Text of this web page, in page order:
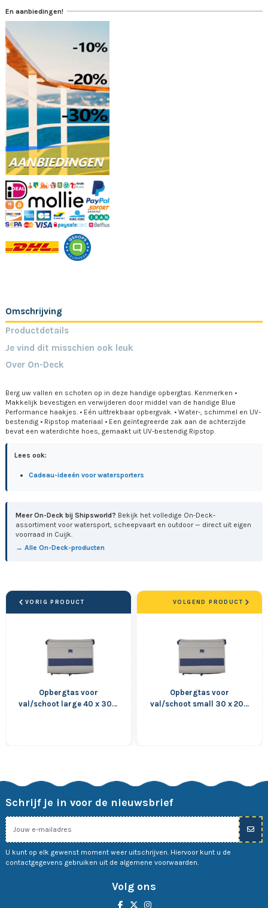
En aanbiedingen!
Omschrijving
Productdetails
Je vind dit misschien ook leuk
Over On-Deck
Berg uw vallen en schoten op in deze handige opbergtas. Kenmerken •
Makkelijk bevestigen en verwijderen door middel van de handige Blue
Performance haakjes. • Eén uittrekbaar opbergvak. • Water-, schimmel en UV-
bestendig • Ripstop materiaal • Een geïntegreerde zak aan de achterzijde
bevat een waterdichte hoes, gemaakt uit UV-bestendig Ripstop.
Lees ook:
Cadeau-ideeën voor watersporters
Meer On-Deck bij Shipsworld? Bekijk het volledige On-Deck-
assortiment voor watersport, scheepvaart en outdoor — direct uit eigen
voorraad in Cuijk.
→ Alle On-Deck-producten
VORIG PRODUCT
Opbergtas voor
val/schoot large 40 x 30 x
Opbergtas voor
val/schoot small 30 x 20 x
VOLGEND PRODUCT
Schrijf je in voor de nieuwsbrief
U kunt op elk gewenst moment weer uitschrijven. Hiervoor kunt u de
contactgegevens gebruiken uit de algemene voorwaarden.
Volg ons